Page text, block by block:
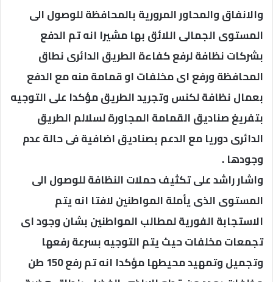
والانفاق والمحاور المرورية بالمحافظة للوصول الى
المستوى الجمالى اللائق بها مشيرا انه تم الدفع
بشركات نظافة لرفع كفاءة الطريق الدائرى نطاق
المحافظة ورفع اى مخلفات او قمامة منه مع الدفع
بعمال نظافة لكنس وتجريد الطريق مؤكدا على التوجيه
بتفريغ صناديق القمامة المجاورة لسلالم الطريق
الدائرى دوريا مع الدعم بصناديق اضافية فى حالة عدم
وجودها .
واشار راشد على تكثيف حملات النظافة للوصول الى
المستوى الذى يأملة المواطنين لافتا انه يتم
الاستجابة الفورية لمطالب المواطنين بشان وجود اى
تجمعات مخلفات حيث يتم التوجيه بسرعة رفعها
وتجميل وتمهيد محيطها مؤكدا انه تم رفع 150 طن